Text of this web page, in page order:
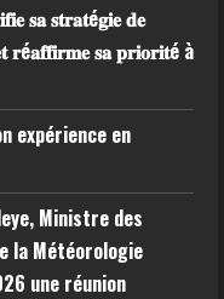
𝐬𝐚 𝐬𝐭𝐫𝐚𝐭é𝐠𝐢𝐞 𝐝𝐞
𝐫é𝐚𝐟𝐟𝐢𝐫𝐦𝐞 𝐬𝐚 𝐩𝐫𝐢𝐨𝐫𝐢𝐭é à
expérience en
Ministre des
la Météorologie
une réunion